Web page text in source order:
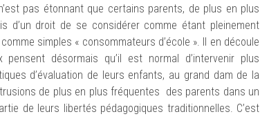
pas étonnant que certains parents, de plus en plus
d’un droit de se considérer comme étant pleinement
simples « consommateurs d’école ». Il en découle
désormais qu’il est normal d’intervenir plus
d’évaluation de leurs enfants, au grand dam de la
de plus en plus fréquentes des parents dans un
de leurs libertés pédagogiques traditionnelles. C’est